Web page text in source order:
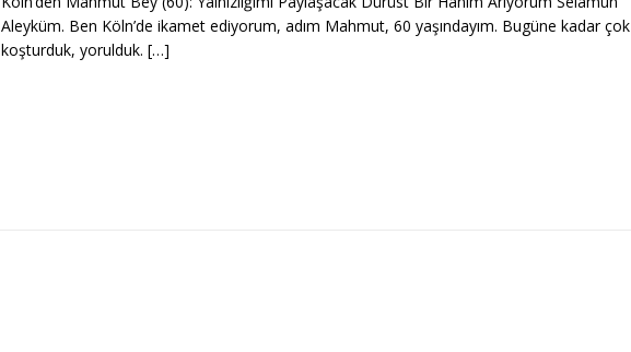
Aleyküm. Ben Köln’de ikamet ediyorum, adım Mahmut, 60 yaşındayım. Bugüne kadar çok
koşturduk, yorulduk. […]